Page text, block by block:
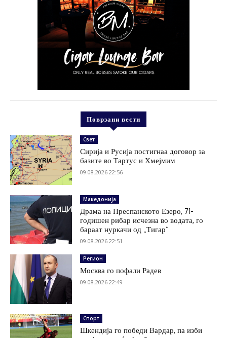
Поврзани вести
Свет
Сирија и Русија постигнаа договор за
базите во Тартус и Хмејмим
09.08.2026 22:56
Македонија
Драма на Преспанското Езеро, 71-
годишен рибар исчезна во водата, го
бараат нуркачи од „Тигар“
09.08.2026 22:51
Регион
Москва го пофали Радев
09.08.2026 22:49
Спорт
Шкендија го победи Вардар, па изби